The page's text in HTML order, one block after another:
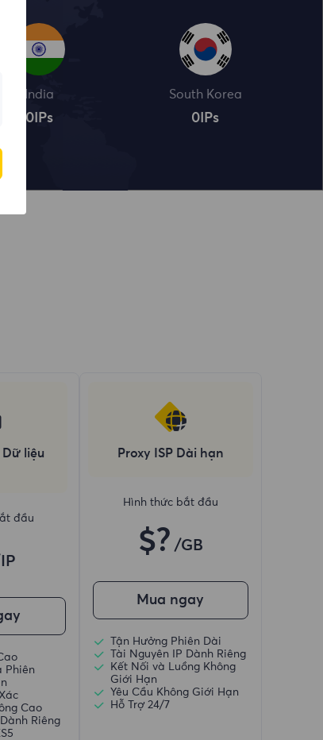
India
0IPs
South Korea
0 IPs
Dữ liệu
đầu
Phiên
Cao
Riêng
Proxy ISP Dài hạn
Hình thức bắt đầu
$? /GB
Mua ngay
Tận Hưởng Phiên Dài
Tài Nguyên IP Dành Riêng
Kết Nối và Luồng Không
Giới Hạn
Yêu Cầu Không Giới Hạn
Hỗ Trợ 24/7